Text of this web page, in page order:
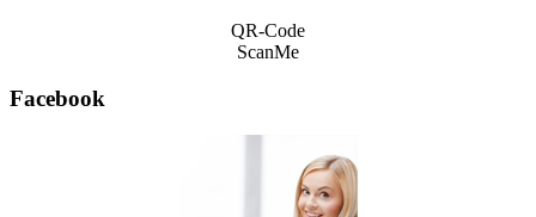
QR-Code
ScanMe
Facebook